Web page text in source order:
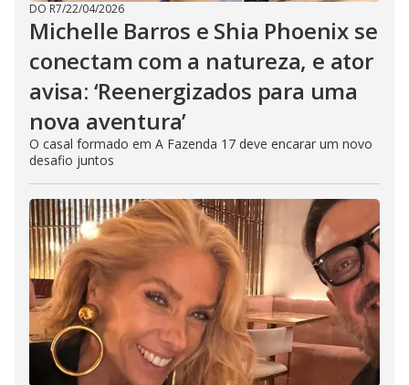
DO R7/22/04/2026
Michelle Barros e Shia Phoenix se
conectam com a natureza, e ator
avisa: ‘Reenergizados para uma
nova aventura’
O casal formado em A Fazenda 17 deve encarar um novo
desafio juntos